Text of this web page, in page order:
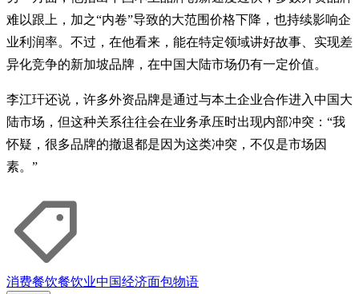
难以跟上，加之“内卷”导致的大范围价格下降，也持续影响企
业利润率。不过，在他看来，能在特定领域讲好故事、实现差
异化竞争的新加坡品牌，在中国大陆市场仍有一定价值。
李江玕还说，许多外资品牌是通过与本土企业合作进入中国大
陆市场，但这种关系往往会在业务承压时出现内部冲突：“我
怀疑，很多品牌的撤退都是因为这类冲突，不仅是市场因
素。”
消费餐饮餐饮业中国经济面包物语